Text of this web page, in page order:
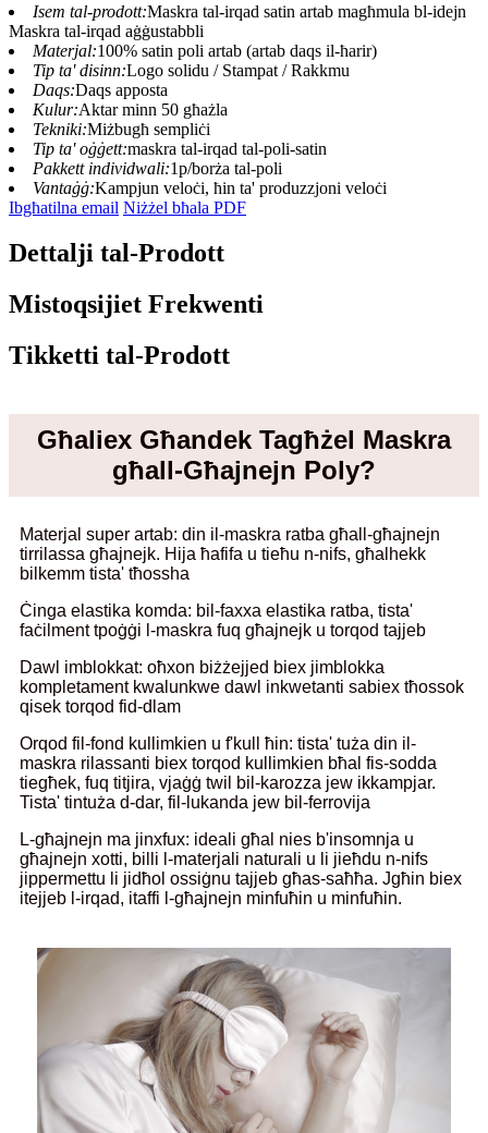
Isem tal-prodott:Maskra tal-irqad satin artab magħmula bl-idejn
Maskra tal-irqad aġġustabbli
Materjal:100% satin poli artab (artab daqs il-ħarir)
Tip ta' disinn:Logo solidu / Stampat / Rakkmu
Daqs:Daqs apposta
Kulur:Aktar minn 50 għażla
Tekniki:Miżbugħ sempliċi
Tip ta' oġġett:maskra tal-irqad tal-poli-satin
Pakkett individwali:1p/borża tal-poli
Vantaġġ:Kampjun veloċi, ħin ta' produzzjoni veloċi
Ibgħatilna email Niżżel bħala PDF
Dettalji tal-Prodott
Mistoqsijiet Frekwenti
Tikketti tal-Prodott
Għaliex Għandek Tagħżel Maskra
għall-Għajnejn Poly?
Materjal super artab: din il-maskra ratba għall-għajnejn
tirrilassa għajnejk. Hija ħafifa u tieħu n-nifs, għalhekk
bilkemm tista' tħossha
Ċinga elastika komda: bil-faxxa elastika ratba, tista'
faċilment tpoġġi l-maskra fuq għajnejk u torqod tajjeb
Dawl imblokkat: oħxon biżżejjed biex jimblokka
kompletament kwalunkwe dawl inkwetanti sabiex tħossok
qisek torqod fid-dlam
Orqod fil-fond kullimkien u f'kull ħin: tista' tuża din il-
maskra rilassanti biex torqod kullimkien bħal fis-sodda
tiegħek, fuq titjira, vjaġġ twil bil-karozza jew ikkampjar.
Tista' tintuża d-dar, fil-lukanda jew bil-ferrovija
L-għajnejn ma jinxfux: ideali għal nies b'insomnja u
għajnejn xotti, billi l-materjali naturali u li jieħdu n-nifs
jippermettu li jidħol ossiġnu tajjeb għas-saħħa. Jgħin biex
itejjeb l-irqad, itaffi l-għajnejn minfuħin u minfuħin.